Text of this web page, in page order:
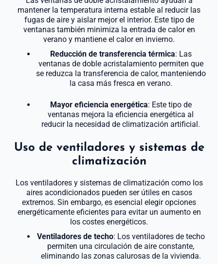
mantener la temperatura interna estable al reducir las
fugas de aire y aislar mejor el interior. Este tipo de
ventanas también minimiza la entrada de calor en
verano y mantiene el calor en invierno.
Reducción de transferencia térmica: Las
ventanas de doble acristalamiento permiten que
se reduzca la transferencia de calor, manteniendo
la casa más fresca en verano.
Mayor eficiencia energética: Este tipo de
ventanas mejora la eficiencia energética al
reducir la necesidad de climatización artificial.
Uso de ventiladores y sistemas de
climatización
Los ventiladores y sistemas de climatización como los
aires acondicionados pueden ser útiles en casos
extremos. Sin embargo, es esencial elegir opciones
energéticamente eficientes para evitar un aumento en
los costes energéticos.
Ventiladores de techo: Los ventiladores de techo
permiten una circulación de aire constante,
eliminando las zonas calurosas de la vivienda.